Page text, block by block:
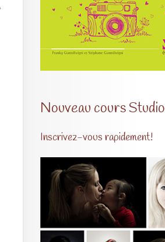
Nouveau cours Studio
Inscrivez-vous rapidement!